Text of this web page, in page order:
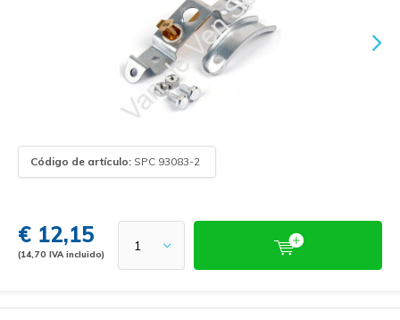
Código de artículo: SPC 93083-2
€ 12,15
(14,70 IVA incluido)